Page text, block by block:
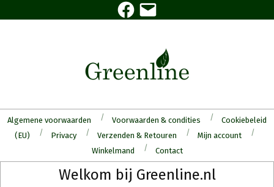
to
Facebook
E-
mail
Algemene voorwaarden Voorwaarden & condities
Cookiebeleid
(EU)
Privacy Verzenden & Retouren
Mijn account
Winkelmand
Contact
Welkom bij Greenline.nl